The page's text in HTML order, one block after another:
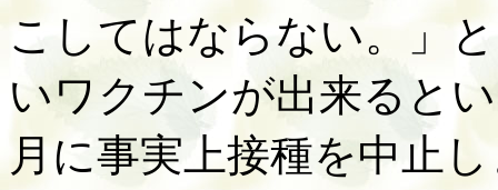
こしてはならない。」
いワクチンが出来ると
月に事実上接種を中止